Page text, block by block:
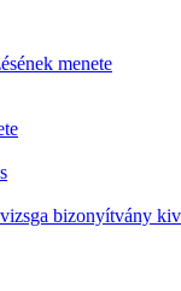
menete
bizonyítvány